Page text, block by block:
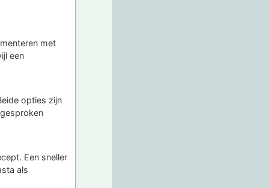
met
een
opties zijn
Een sneller
als